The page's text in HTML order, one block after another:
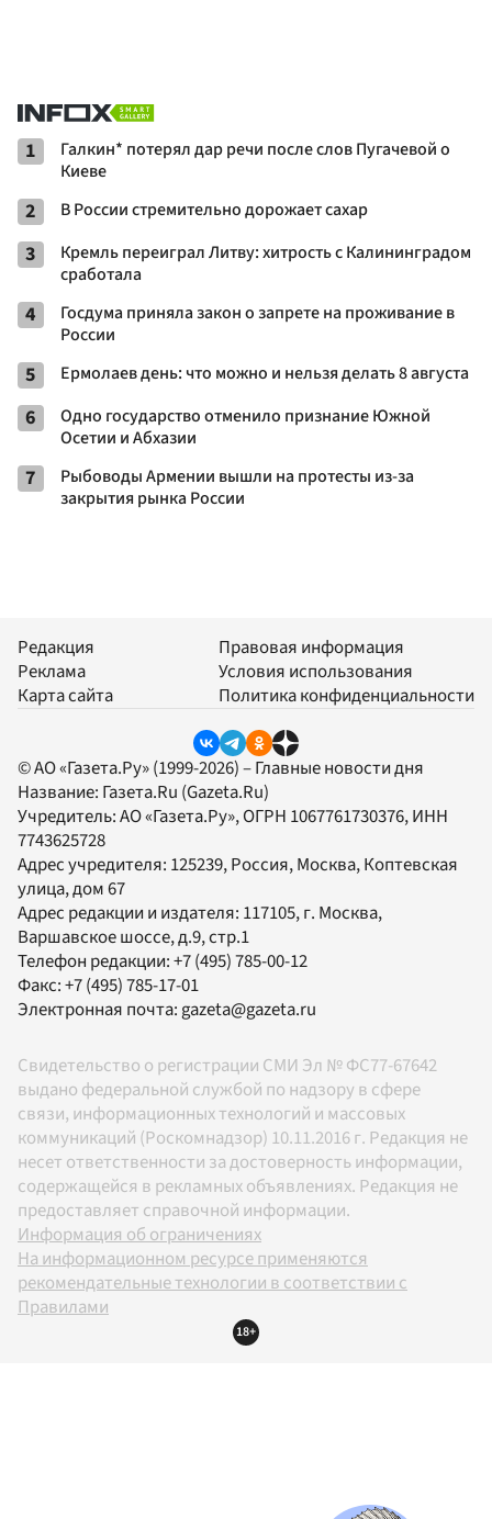
1
Галкин* потерял дар речи после слов Пугачевой о
Киеве
2 В России стремительно дорожает сахар
3
Кремль переиграл Литву: хитрость с Калининградом
сработала
4
Госдума приняла закон о запрете на проживание в
России
5 Ермолаев день: что можно и нельзя делать 8 августа
6
Одно государство отменило признание Южной
Осетии и Абхазии
7
Рыбоводы Армении вышли на протесты из-за
закрытия рынка России
Редакция
Реклама
Карта сайта
Правовая информация
Условия использования
Политика конфиденциальности
© АО «Газета.Ру» (1999-2026) – Главные новости дня
Название: Газета.Ru (Gazeta.Ru)
Учредитель:АО «Газета.Ру», ОГРН 1067761730376, ИНН
7743625728
Адрес учредителя: 125239, Россия, Москва, Коптевская
улица, дом 67
Адрес редакции и издателя: 117105, г. Москва,
Варшавское шоссе, д.9, стр.1
Телефон редакции:+7 (495) 785-00-12
Факс:+7 (495) 785-17-01
Электронная почта: gazeta@gazeta.ru
Свидетельство о регистрации СМИ Эл № ФС77-67642
выдано федеральной службой по надзору в сфере
связи, информационных технологий и массовых
коммуникаций (Роскомнадзор) 10.11.2016 г. Редакция не
несет ответственности за достоверность информации,
содержащейся в рекламных объявлениях. Редакция не
предоставляет справочной информации.
Информация об ограничениях
На информационном ресурсе применяются
рекомендательные технологии в соответствии с
Правилами
18+